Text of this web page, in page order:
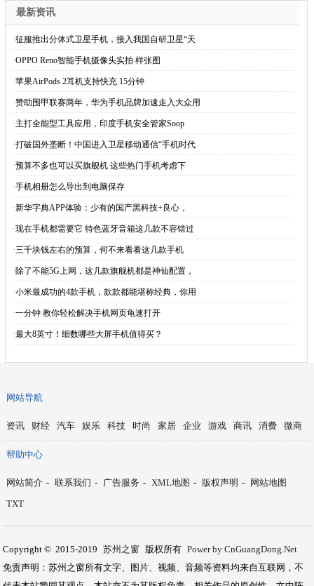
最新资讯
·征服推出分体式卫星手机，接入我国自研卫星“天
·OPPO Reno智能手机摄像头实拍 样张图
·苹果AirPods 2耳机支持快充 15分钟
·赞助围甲联赛两年，华为手机品牌加速走入大众用
·主打全能型工具应用，印度手机安全管家Soop
·打破国外垄断！中国进入卫星移动通信“手机时代
·预算不多也可以买旗舰机 这些热门手机考虑下
·手机相册怎么导出到电脑保存
·新华字典APP体验：少有的国产黑科技+良心，
·现在手机都需要它 特色蓝牙音箱这几款不容错过
·三千块钱左右的预算，何不来看看这几款手机
·除了不能5G上网，这几款旗舰机都是神仙配置，
·小米最成功的4款手机，款款都能堪称经典，你用
·一分钟 教你轻松解决手机网页龟速打开
·最大8英寸！细数哪些大屏手机值得买？
网站导航
资讯 财经 汽车 娱乐 科技 时尚 家居 企业 游戏 商讯 消费 微商
帮助中心
网站简介 - 联系我们 - 广告服务 - XML地图 - 版权声明 -
网站地图
TXT
Copyright © 2015-2019 苏州之窗 版权所有 Power by CnGuangDong.Net
免责声明：苏州之窗所有文字、图片、视频、音频等资料均来自互联网，不